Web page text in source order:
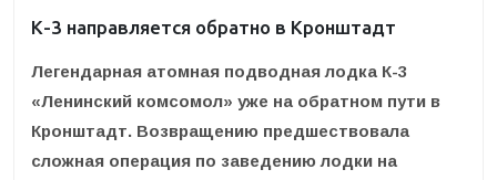
К-3 направляется обратно в Кронштадт
Легендарная атомная подводная лодка К-3
«Ленинский комсомол» уже на обратном пути в
Кронштадт. Возвращению предшествовала
сложная операция по заведению лодки на